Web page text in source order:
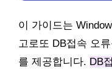
이 가이드는
고로또 DB접속 오
를 제공합니다. DB